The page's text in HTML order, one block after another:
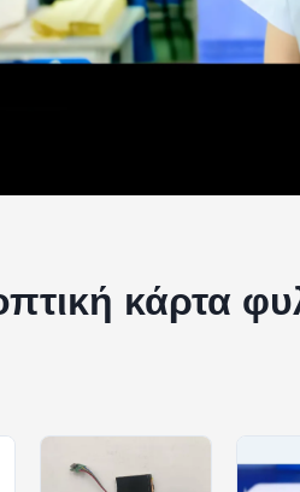
κάρτα